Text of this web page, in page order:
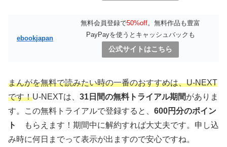
ebookjapan
無料会員登録で50%off。無料作品も豊富
PayPayを使うとキャッシュバックも
公式サイトはこちら
まんがを無料で読みたい時の一番のおすすめは、U-NEXT
です！U-NEXTは、 31日間の無料トライアル期間がありま
す。この無料トライアルで登録すると、 600円分のポイン
ト
もらえます！期間中に解約すれば大丈夫です。申し込
み時に何日までって表示が出ますので安心ですね。